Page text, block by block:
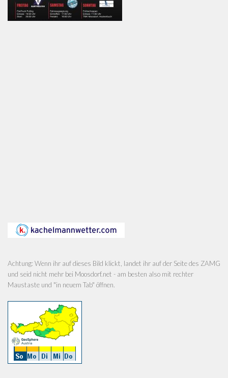
Achtung: Wenn ihr auf dieses Bild klickt, landet ihr auf der Seite des ZAMG
und seid nicht mehr bei Moosdorf.net - am besten also mit rechter
Maustaste und "in neuem Tab" öffnen.